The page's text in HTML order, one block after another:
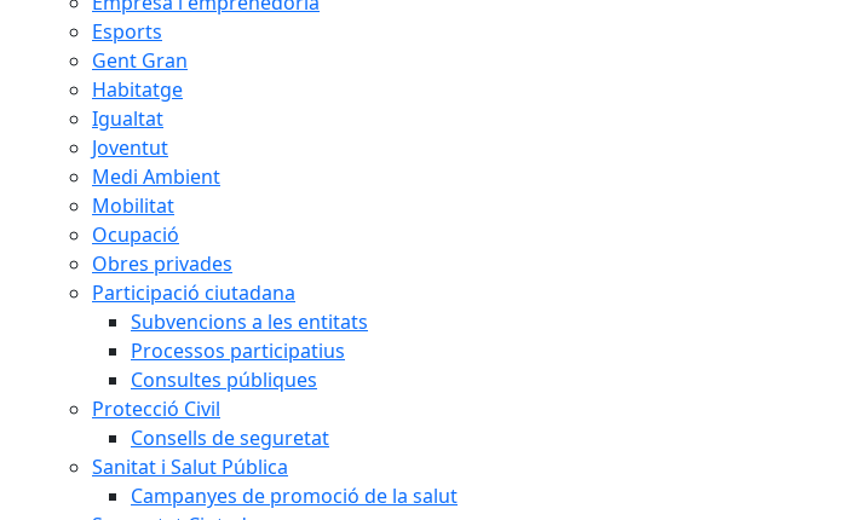
Esports
Gent Gran
Habitatge
Igualtat
Joventut
Medi Ambient
Mobilitat
Ocupació
Obres privades
Participació ciutadana
Subvencions a les entitats
Processos participatius
Consultes públiques
Protecció Civil
Consells de seguretat
Sanitat i Salut Pública
Campanyes de promoció de la salut